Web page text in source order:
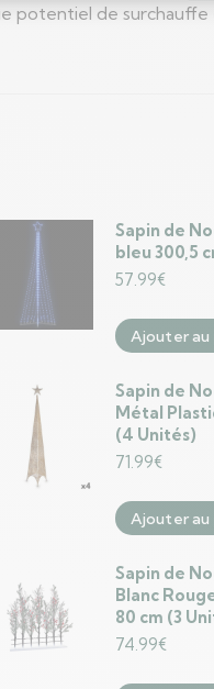
potentiel de surchauffe
Sapin de
bleu 300,5
57.99€
Ajouter au
Sapin de
Métal
(4 Unités)
71.99€
Ajouter au
Sapin de
Blanc
80 cm (3
74.99€